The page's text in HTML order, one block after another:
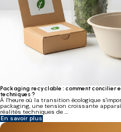
Packaging recyclable : comment concilier
techniques ?
À l'heure où la transition écologique
packaging, une tension croissante
réalités techniques de ...
En savoir plus